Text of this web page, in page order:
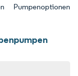
Pumpenoptionen